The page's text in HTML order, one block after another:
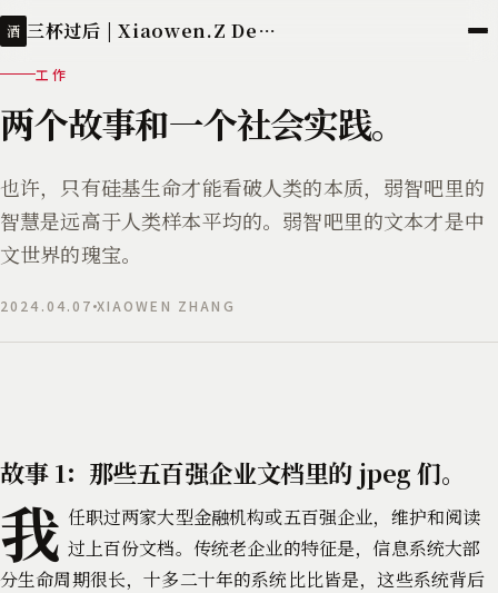
酒 三杯过后 | Xiaowen.Z Deployed
工作
两个故事和一个社会实践。
也许，只有硅基生命才能看破人类的本质，弱智吧里的
智慧是远高于人类样本平均的。弱智吧里的文本才是中
文世界的瑰宝。
2024.04.07 XIAOWEN ZHANG
故事 1：那些五百强企业文档里的 jpeg 们。
我 任职过两家大型金融机构或五百强企业，维护和阅读
过上百份文档。传统老企业的特征是，信息系统大部
分生命周期很长，十多二十年的系统比比皆是，这些系统背后